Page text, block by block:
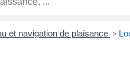
et navigation de plaisance >